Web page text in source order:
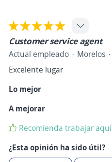
Customer service agent
Actual empleado Morelos
Excelente lugar
Lo mejor
A mejorar
Recomienda trabajar aquí
¿Esta opinión ha sido útil?